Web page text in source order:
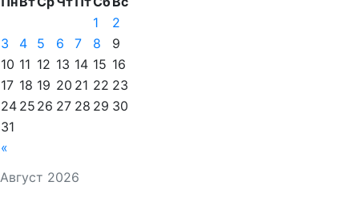
Август 2026
«
1
2
3
4 5 6 7 8
9
10 11 12 13 14 15 16
17 18 19 20 21 22 23
24 25 26 27 28 29 30
31